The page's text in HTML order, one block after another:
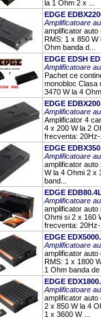
la 1 Ohm 2 x ...
EDGE
Amplificatoare
amplificator auto
RMS: 1 x 850 W
Ohm banda d...
EDGE EDSH
Amplificatoare
Pachet ce
monobloc Clasa
3470 W la 4
EDGE
Amplificatoare
Amplificator 4
4 x 200 W la 2
frecventa:
EDGE
Amplificatoare
amplificator auto
W la 4 Ohmi 2 x
band...
EDGE
Amplificatoare
amplificator auto
Ohmi si 2 x 160
frecventa:
EDGE
Amplificatoare
amplificator
RMS: 1 x 1800
1 Ohm banda
EDGE
Amplificatoare
amplificator
2 x 850 W la 4
1 x 3600 W ...